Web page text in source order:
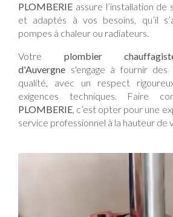
PLOMBERIE assure l’installation
et adaptés à vos besoins, qu’il
pompes à chaleur ou radiateurs.
Votre plombier
d'Auvergne s'engage à fournir
qualité, avec un respect
exigences techniques. Faire
PLOMBERIE, c’est opter pour une
service professionnel à la hauteur de